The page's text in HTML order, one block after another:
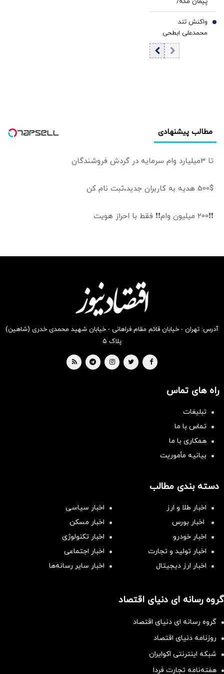
عربستان: دنبال
بلوک نظامی و
مسابقه تسلیحاتی
واکنش تند
محمدعلی ابطحی
به باقر خرازی: این
حرف‌ها افتتاح
7
مطالب پیشنهادی
تا 3میلیارد وام سرمایه در گردش فروشندگان
500$ هدیه به کاربران جدید،ثبت نام کن
❗❗200 میلیون وام❗❗ فقط با احراز هویت
آدرس: تهران - خیابان قائم مقام فراهانی - خیابان شهید محمدی خدری (شاهین)
پلاک ۵
راه های تماس
تبلیغات
تماس با ما
همکاری با ما
بیانیه مأموریت
دسته بندی مطالب
اخبار طلا و ارز
اخبار سیاسی
اخبار بورس
اخبار مسکن
اخبار خودرو
اخبار تکنولوژی
اخبار تولید و تجارت
اخبار اجتماعی
اخبار ارز دیجیتال
اخبار سایر رسانه‌‌ها
گروه رسانه ای دنیای اقتصاد
گروه رسانه ای دنیای اقتصاد
روزنامه دنیای اقتصاد
شبکه اینترنتی اکوایران
هفته‌نامه تجارت فردا